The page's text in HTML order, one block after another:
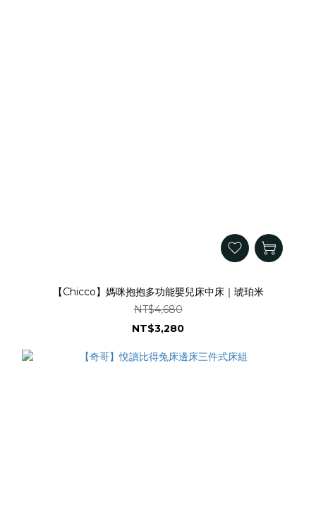
【Chicco】媽咪抱抱多功能嬰兒床中床｜琥珀米
NT$4,680
NT$3,280